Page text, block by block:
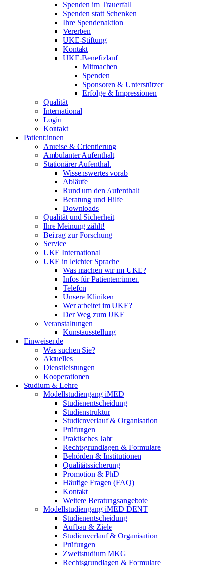
Spenden im Trauerfall
Spenden statt Schenken
Ihre Spendenaktion
Vererben
UKE-Stiftung
Kontakt
UKE-Benefizlauf
Mitmachen
Spenden
Sponsoren & Unterstützer
Erfolge & Impressionen
Qualität
International
Login
Kontakt
Patient:innen
Anreise & Orientierung
Ambulanter Aufenthalt
Stationärer Aufenthalt
Wissenswertes vorab
Abläufe
Rund um den Aufenthalt
Beratung und Hilfe
Downloads
Qualität und Sicherheit
Ihre Meinung zählt!
Beitrag zur Forschung
Service
UKE International
UKE in leichter Sprache
Was machen wir im UKE?
Infos für Patienten:innen
Telefon
Unsere Kliniken
Wer arbeitet im UKE?
Der Weg zum UKE
Veranstaltungen
Kunstausstellung
Einweisende
Was suchen Sie?
Aktuelles
Dienstleistungen
Kooperationen
Studium & Lehre
Modellstudiengang iMED
Studienentscheidung
Studienstruktur
Studienverlauf & Organisation
Prüfungen
Praktisches Jahr
Rechtsgrundlagen & Formulare
Behörden & Institutionen
Qualitätssicherung
Promotion & PhD
Häufige Fragen (FAQ)
Kontakt
Weitere Beratungsangebote
Modellstudiengang iMED DENT
Studienentscheidung
Aufbau & Ziele
Studienverlauf & Organisation
Prüfungen
Zweitstudium MKG
Rechtsgrundlagen & Formulare